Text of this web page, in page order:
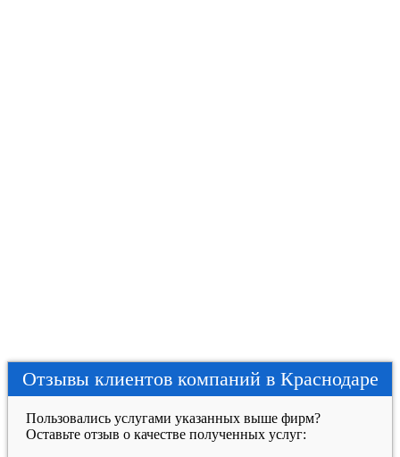
Отзывы клиентов компаний в Краснодаре
Пользовались услугами указанных выше фирм?
Оставьте отзыв о качестве полученных услуг: